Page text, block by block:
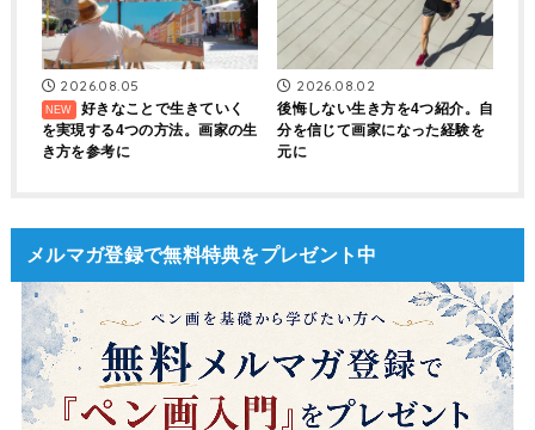
2026.08.05
好きなことで生きていく
を実現する4つの方法。画家の生
き方を参考に
2026.08.02
後悔しない生き方を4つ紹介。自
分を信じて画家になった経験を
元に
メルマガ登録で無料特典をプレゼント中